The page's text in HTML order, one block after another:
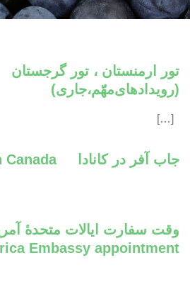
تور ارمنستان ، تور گرجستان
(رویدادهای‌مهّم،جاری)
[…]
جاب آفر در کانادا Job offer in Canada
Embassy appointment